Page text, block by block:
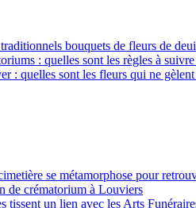
bouquets de fleurs de
: quelles sont les règles à
: quelles sont les fleurs qui ne gèlent
se métamorphose pour
de crématorium à Louviers
tissent un lien avec les Arts